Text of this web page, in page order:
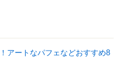
アートなパフェなどおすすめ8